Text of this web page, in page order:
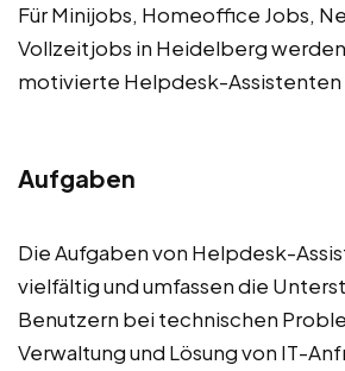
Für Minijobs, Homeoffice Jobs,
Vollzeitjobs in Heidelberg
motivierte Helpdesk-Assistenten
Aufgaben
Die Aufgaben von Helpdesk-
vielfältig und umfassen die
Benutzern bei technischen
Verwaltung und Lösung von IT-